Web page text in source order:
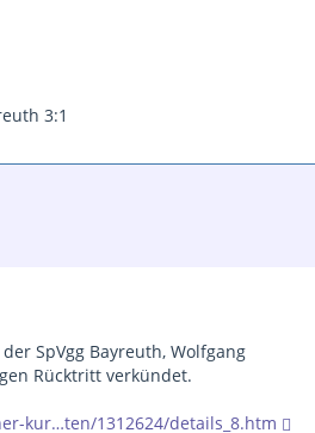
3:1
SpVgg Bayreuth, Wolfgang
Rücktritt verkündet.
kur…ten/1312624/details_8.htm